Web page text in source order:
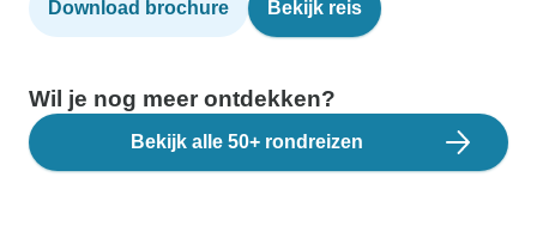
Download brochure Bekijk reis
Wil je nog meer ontdekken?
Bekijk alle 50+ rondreizen